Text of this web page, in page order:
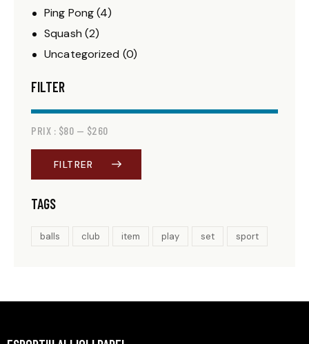
Ping Pong (4)
Squash (2)
Uncategorized (0)
FILTER
FILTRER
PRIX : $80 — $260
TAGS
balls club item play set sport